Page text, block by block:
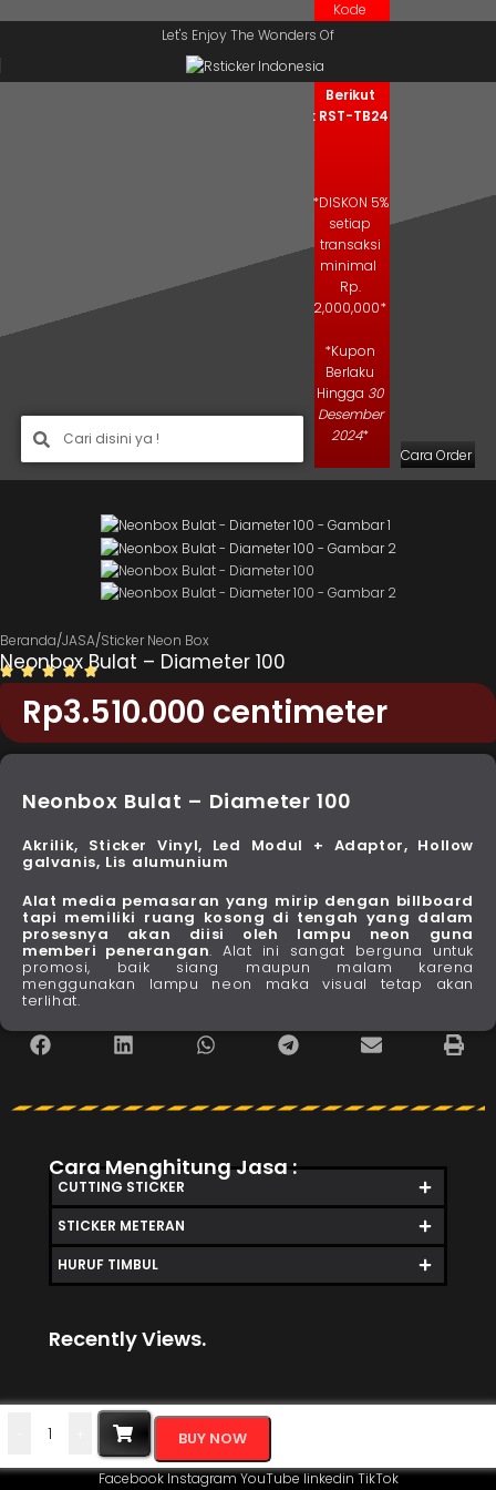
Let's Enjoy The Wonders Of
Kode
Kupon
Salin Kode
Berikut
: RST-TB24
*DISKON 5%
setiap
transaksi
minimal
Rp.
2,000,000*
*Kupon
Berlaku
Hingga 30
Desember
2024*
Cara Order
Beranda/JASA/Sticker Neon Box
Neonbox Bulat – Diameter 100
Rp3.510.000 centimeter
Neonbox Bulat – Diameter 100
Akrilik, Sticker Vinyl, Led Modul + Adaptor, Hollow
galvanis, Lis alumunium
Alat media pemasaran yang mirip dengan billboard
tapi memiliki ruang kosong di tengah yang dalam
prosesnya akan diisi oleh lampu neon guna
memberi penerangan. Alat ini sangat berguna untuk
promosi, baik siang maupun malam karena
menggunakan lampu neon maka visual tetap akan
terlihat.
Cara Menghitung Jasa :
CUTTING STICKER
STICKER METERAN
HURUF TIMBUL
Recently Views.
BUY NOW
FacebookInstagramYouTubelinkedinTikTok